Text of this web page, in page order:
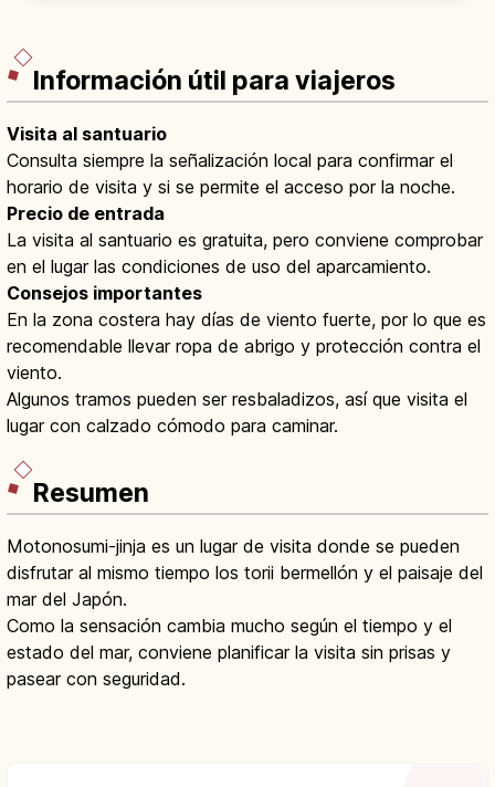
Información útil para viajeros
Visita al santuario
Consulta siempre la señalización local para confirmar el
horario de visita y si se permite el acceso por la noche.
Precio de entrada
La visita al santuario es gratuita, pero conviene comprobar
en el lugar las condiciones de uso del aparcamiento.
Consejos importantes
En la zona costera hay días de viento fuerte, por lo que es
recomendable llevar ropa de abrigo y protección contra el
viento.
Algunos tramos pueden ser resbaladizos, así que visita el
lugar con calzado cómodo para caminar.
Resumen
Motonosumi-jinja es un lugar de visita donde se pueden
disfrutar al mismo tiempo los torii bermellón y el paisaje del
mar del Japón.
Como la sensación cambia mucho según el tiempo y el
estado del mar, conviene planificar la visita sin prisas y
pasear con seguridad.